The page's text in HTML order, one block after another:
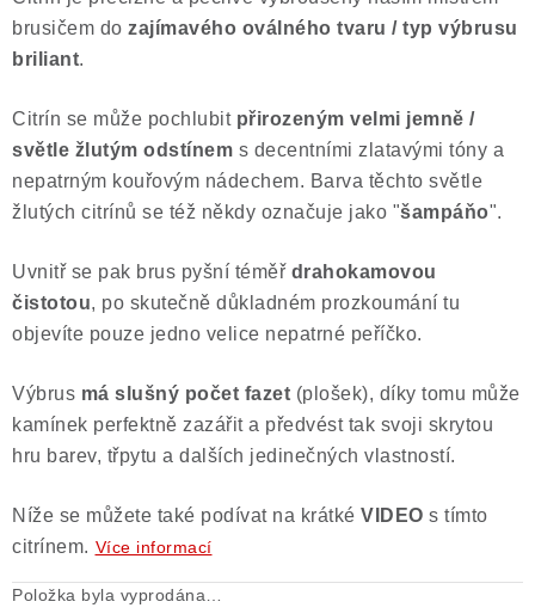
brusičem do zajímavého oválného tvaru / typ výbrusu
briliant.
Citrín se může pochlubit přirozeným velmi jemně /
světle žlutým odstínem s decentními zlatavými tóny a
nepatrným kouřovým nádechem. Barva těchto světle
žlutých citrínů se též někdy označuje jako "šampáňo".
Uvnitř se pak brus pyšní téměř drahokamovou
čistotou, po skutečně důkladném prozkoumání tu
objevíte pouze jedno velice nepatrné peříčko.
Výbrus má slušný počet fazet (plošek), díky tomu může
kamínek perfektně zazářit a předvést tak svoji skrytou
hru barev, třpytu a dalších jedinečných vlastností.
Níže se můžete také podívat na krátké VIDEO s tímto
citrínem. Více informací
Položka byla vyprodána…